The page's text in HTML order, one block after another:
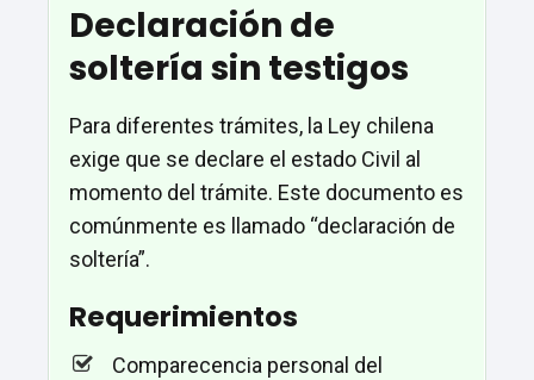
Declaración de
soltería sin testigos
Para diferentes trámites, la Ley chilena
exige que se declare el estado Civil al
momento del trámite. Este documento es
comúnmente es llamado “declaración de
soltería”.
Requerimientos
Comparecencia personal del